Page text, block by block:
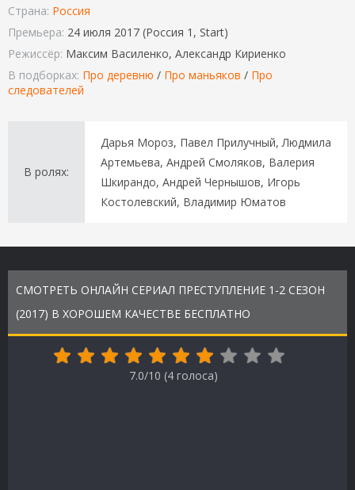
Страна: Россия
Премьера: 24 июля 2017 (Россия 1, Start)
Режиссёр: Максим Василенко, Александр Кириенко
В подборках: Про деревню / Про маньяков / Про
следователей
В ролях:
Дарья Мороз, Павел Прилучный, Людмила
Артемьева, Андрей Смоляков, Валерия
Шкирандо, Андрей Чернышов, Игорь
Костолевский, Владимир Юматов
СМОТРЕТЬ ОНЛАЙН СЕРИАЛ ПРЕСТУПЛЕНИЕ 1-2 СЕЗОН
(2017) В ХОРОШЕМ КАЧЕСТВЕ БЕСПЛАТНО
7.0/10 (4 голоса)